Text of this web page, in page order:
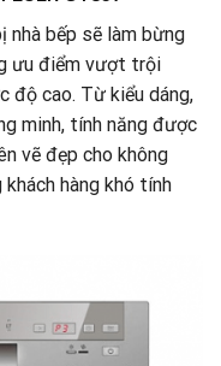
nhà bếp sẽ làm bừng
ưu điểm vượt trội
độ cao. Từ kiểu dáng,
minh, tính năng được
vẽ đẹp cho không
hàng khó tính